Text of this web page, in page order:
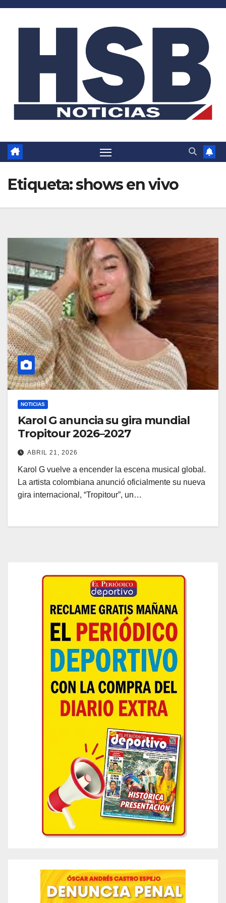
Saltar
Etiqueta:shows en vivo
NOTICIAS
Karol G anuncia su gira mundial
Tropitour 2026–2027
ABRIL 21, 2026
Karol G vuelve a encender la escena musical global.
La artista colombiana anunció oficialmente su nueva
gira internacional, “Tropitour”, un…